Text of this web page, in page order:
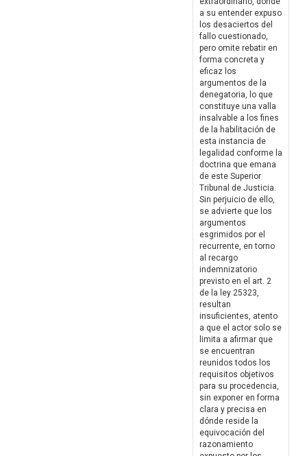
a su entender expuso
los desaciertos del
fallo cuestionado,
pero omite rebatir en
forma concreta y
eficaz los
argumentos de la
denegatoria, lo que
constituye una valla
insalvable a los fines
de la habilitación de
esta instancia de
legalidad conforme la
doctrina que emana
de este Superior
Tribunal de Justicia.
Sin perjuicio de ello,
se advierte que los
argumentos
esgrimidos por el
recurrente, en torno
al recargo
indemnizatorio
previsto en el art. 2
de la ley 25323,
resultan
insuficientes, atento
a que el actor solo se
limita a afirmar que
se encuentran
reunidos todos los
requisitos objetivos
para su procedencia,
sin exponer en forma
clara y precisa en
dónde reside la
equivocación del
razonamiento